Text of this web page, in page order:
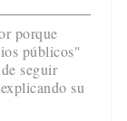
porque
públicos"
seguir
su